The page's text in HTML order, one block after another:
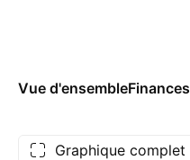
Vue d'ensembleFinances
Graphique complet